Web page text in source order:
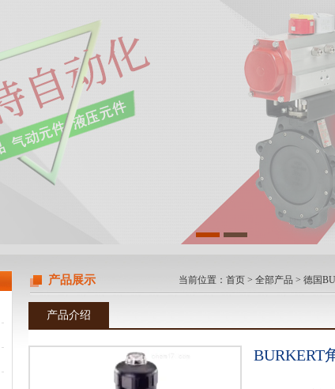
产品展示 当前位置： 首页 > 全部产品 > 德国
产品介绍
BURKERT